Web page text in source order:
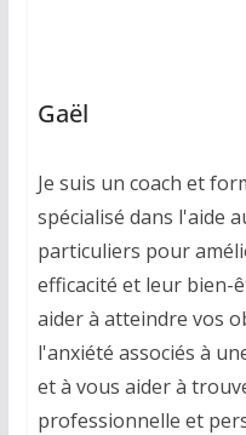
Gaël
Je suis un coach et
spécialisé dans l'aide
particuliers pour
efficacité et leur bien-
aider à atteindre vos
l'anxiété associés à
et à vous aider à
professionnelle et